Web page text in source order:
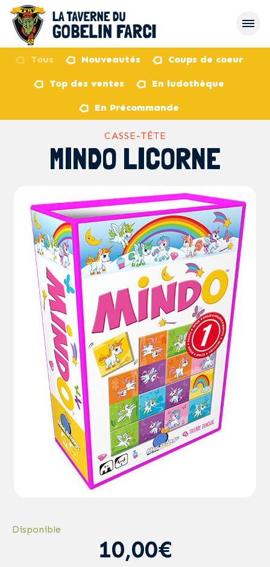
Tous Nouveautés Coups de coeur
Top des ventes En ludothèque
En Précommande
CASSE-TÊTE
MINDO LICORNE
Disponible
10,00€